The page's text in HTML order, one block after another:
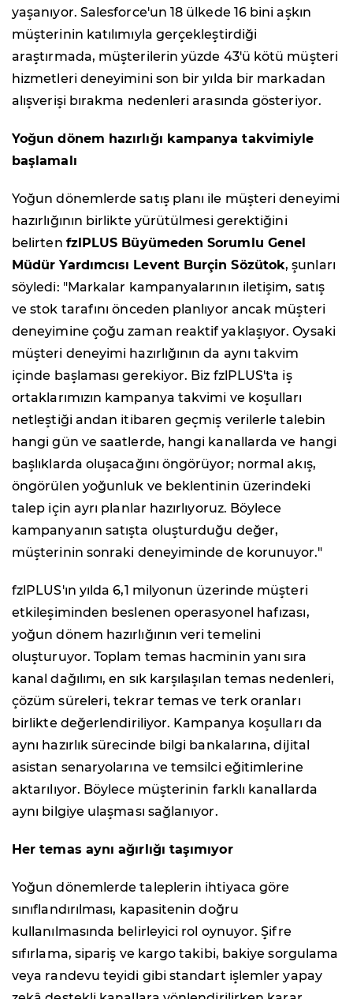
yaşanıyor. Salesforce'un 18 ülkede 16 bini aşkın
müşterinin katılımıyla gerçekleştirdiği
araştırmada, müşterilerin yüzde 43'ü kötü müşteri
hizmetleri deneyimini son bir yılda bir markadan
alışverişi bırakma nedenleri arasında gösteriyor.
Yoğun dönem hazırlığı kampanya takvimiyle
başlamalı
Yoğun dönemlerde satış planı ile müşteri deneyimi
hazırlığının birlikte yürütülmesi gerektiğini
belirten fzlPLUS Büyümeden Sorumlu Genel
Müdür Yardımcısı Levent Burçin Sözütok, şunları
söyledi: "Markalar kampanyalarının iletişim, satış
ve stok tarafını önceden planlıyor ancak müşteri
deneyimine çoğu zaman reaktif yaklaşıyor. Oysaki
müşteri deneyimi hazırlığının da aynı takvim
içinde başlaması gerekiyor. Biz fzlPLUS'ta iş
ortaklarımızın kampanya takvimi ve koşulları
netleştiği andan itibaren geçmiş verilerle talebin
hangi gün ve saatlerde, hangi kanallarda ve hangi
başlıklarda oluşacağını öngörüyor; normal akış,
öngörülen yoğunluk ve beklentinin üzerindeki
talep için ayrı planlar hazırlıyoruz. Böylece
kampanyanın satışta oluşturduğu değer,
müşterinin sonraki deneyiminde de korunuyor."
fzlPLUS'ın yılda 6,1 milyonun üzerinde müşteri
etkileşiminden beslenen operasyonel hafızası,
yoğun dönem hazırlığının veri temelini
oluşturuyor. Toplam temas hacminin yanı sıra
kanal dağılımı, en sık karşılaşılan temas nedenleri,
çözüm süreleri, tekrar temas ve terk oranları
birlikte değerlendiriliyor. Kampanya koşulları da
aynı hazırlık sürecinde bilgi bankalarına, dijital
asistan senaryolarına ve temsilci eğitimlerine
aktarılıyor. Böylece müşterinin farklı kanallarda
aynı bilgiye ulaşması sağlanıyor.
Her temas aynı ağırlığı taşımıyor
Yoğun dönemlerde taleplerin ihtiyaca göre
sınıflandırılması, kapasitenin doğru
kullanılmasında belirleyici rol oynuyor. Şifre
sıfırlama, sipariş ve kargo takibi, bakiye sorgulama
veya randevu teyidi gibi standart işlemler yapay